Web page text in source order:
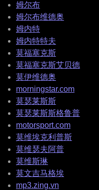
姆尔布
姆尔布维德奥
姆内特
姆内特特夫
莫福塞克斯
莫福塞克斯艾贝德
莫伊维德奥
morningstar.com
莫瑟莱斯斯
莫瑟莱斯斯格鲁普
motorsport.com
莫维埃克利普斯
莫维瑟夫阿普
莫维斯琳
莫文吉马格埃
mp3.zing.vn